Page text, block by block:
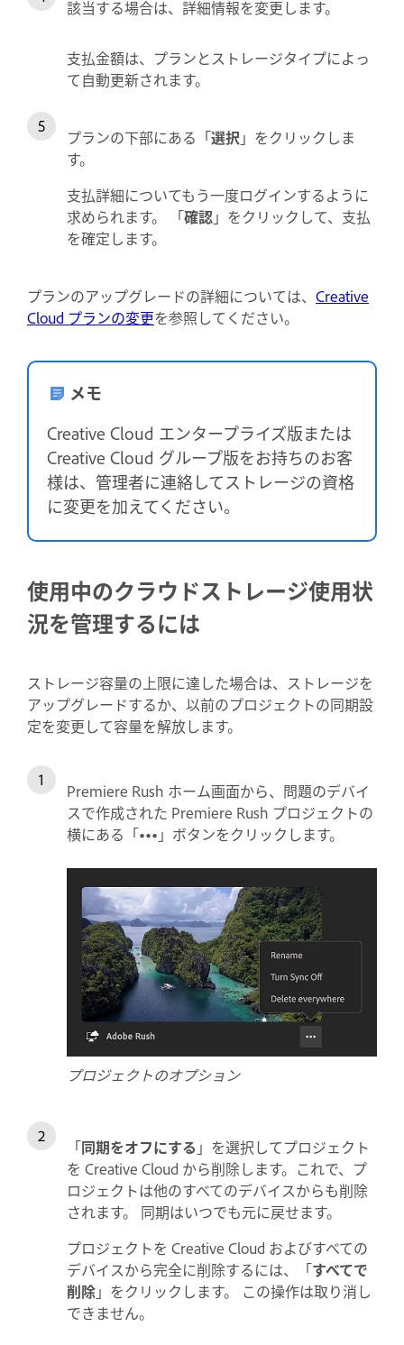
該当する場合は、詳細情報を変更します。
支払金額は、プランとストレージタイプによっ
て自動更新されます。
プランの下部にある「選択 」をクリックしま
す。
支払詳細についてもう一度ログインするように
求められます。 「確認」をクリックして、支払
を確定します。
プランのアップグレードの詳細については、 Creative
Cloud プランの変更を参照してください。
メモ
Creative Cloud エンタープライズ版または
Creative Cloud グループ版をお持ちのお客
様は、管理者に連絡してストレージの資格
に変更を加えてください。
使用中のクラウドストレージ使用状
況を管理するには
ストレージ容量の上限に達した場合は、ストレージを
アップグレードするか、以前のプロジェクトの同期設
定を変更して容量を解放します。
Premiere Rush ホーム画面から、問題のデバイ
スで作成された Premiere Rush プロジェクトの
横にある「••• 」ボタンをクリックします。
プロジェクトのオプション
「同期をオフにする 」を選択してプロジェクト
を Creative Cloud から削除します。これで、プ
ロジェクトは他のすべてのデバイスからも削除
されます。 同期はいつでも元に戻せます。
プロジェクトを Creative Cloud およびすべての
デバイスから完全に削除するには、「すべてで
削除」をクリックします。 この操作は取り消し
できません。